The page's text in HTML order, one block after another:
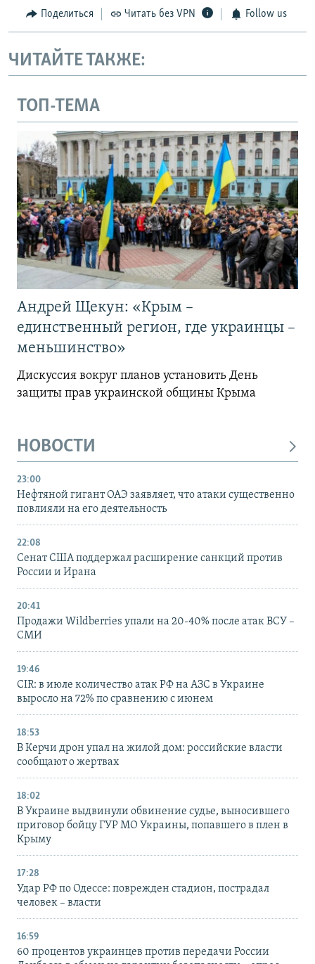
Поделиться Читать без VPN Follow us
ЧИТАЙТЕ ТАКЖЕ:
ТОП-ТЕМА
Андрей Щекун: «Крым –
единственный регион, где украинцы –
меньшинство»
Дискуссия вокруг планов установить День
защиты прав украинской общины Крыма
НОВОСТИ
23:00
Нефтяной гигант ОАЭ заявляет, что атаки существенно
повлияли на его деятельность
22:08
Сенат США поддержал расширение санкций против
России и Ирана
20:41
Продажи Wildberries упали на 20-40% после атак ВСУ –
СМИ
19:46
CIR: в июле количество атак РФ на АЗС в Украине
выросло на 72% по сравнению с июнем
18:53
В Керчи дрон упал на жилой дом: российские власти
сообщают о жертвах
18:02
В Украине выдвинули обвинение судье, выносившего
приговор бойцу ГУР МО Украины, попавшего в плен в
Крыму
17:28
Удар РФ по Одессе: поврежден стадион, пострадал
человек – власти
16:59
60 процентов украинцев против передачи России